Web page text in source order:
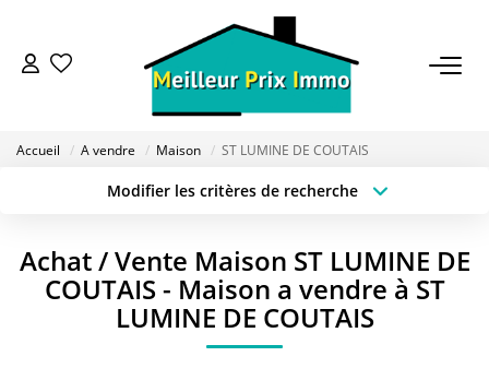
ACHETER
ESTIMER
Accueil A vendre Maison ST LUMINE DE COUTAIS
Modifier les critères de recherche
Sélectionnez...
Type de bien
Achat / Vente Maison ST LUMINE DE
COUTAIS - Maison a vendre à ST
LUMINE DE COUTAIS